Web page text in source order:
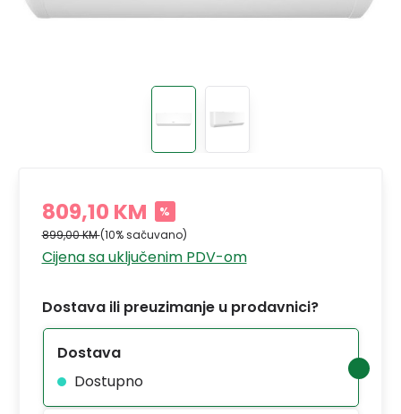
809,10 KM %
899,00 KM(10% sačuvano)
Cijena sa uključenim PDV-om
Dostava ili preuzimanje u prodavnici?
Dostava
Dostupno